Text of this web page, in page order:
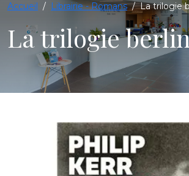
Accueil / Librairie - Romans / La trilogie
La trilogie